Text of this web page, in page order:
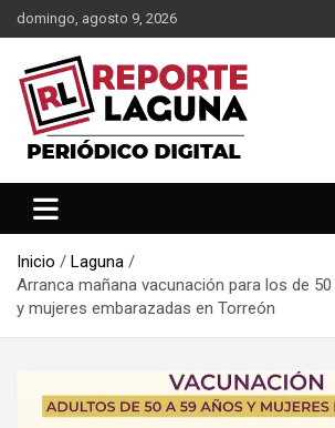
Saltar
al
contenido
domingo, agosto 9, 2026
Reporte Laguna
Inicio
Laguna
Arranca mañana vacunación para los de
y mujeres embarazadas en Torreón